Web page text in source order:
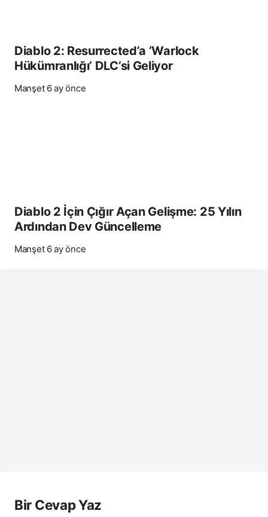
Diablo 2: Resurrected’a ‘Warlock
Hükümranlığı’ DLC’si Geliyor
Manşet 6 ay önce
Diablo 2 İçin Çığır Açan Gelişme: 25 Yılın
Ardından Dev Güncelleme
Manşet 6 ay önce
Bir Cevap Yaz